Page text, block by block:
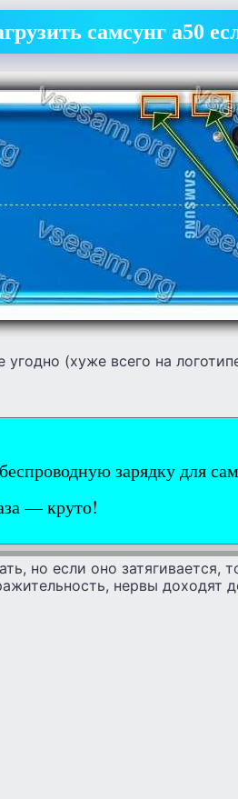
самсунг а50
угодно (хуже всего на
зарядку для
— круто!
но если оно затягивается,
нервы доходят